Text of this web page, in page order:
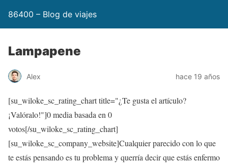
86400 – Blog de viajes
Lampapene
Alex hace 19 años
[su_wiloke_sc_rating_chart title="¿Te gusta el artículo?
¡Valóralo!"]0media basada en 0
votos[/su_wiloke_sc_rating_chart]
[su_wiloke_sc_company_website]Cualquier parecido con lo que
te estás pensando es tu problema y querría decir que estás enfermo